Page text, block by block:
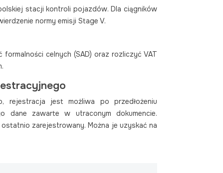
stacji kontroli pojazdów. Dla ciągników
normy emisji Stage V.
celnych (SAD) oraz rozliczyć VAT
rejestracja jest możliwa po przedłożeniu
dane zawarte w utraconym dokumencie.
zarejestrowany. Można je uzyskać na